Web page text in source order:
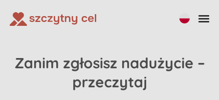
Zanim zgłosisz nadużycie –
przeczytaj